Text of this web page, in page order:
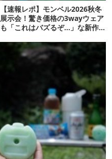
【速報レポ】モンベル2026秋冬
展示会！驚き価格の3wayウェア
も「これはバズるぞ…」な新作